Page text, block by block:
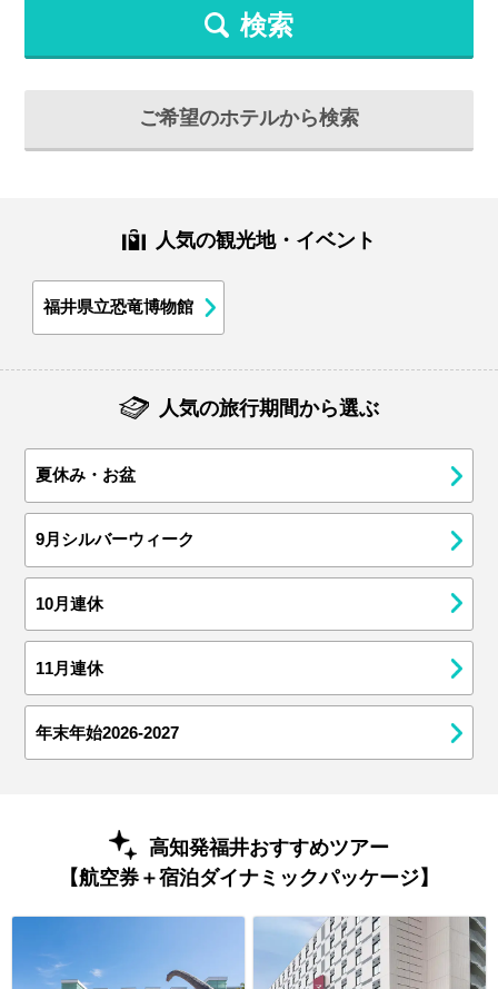
検索
ご希望のホテルから検索
人気の観光地・イベント
福井県立恐竜博物館
人気の旅行期間から選ぶ
夏休み・お盆
9月シルバーウィーク
10月連休
11月連休
年末年始2026-2027
高知発福井おすすめツアー
【航空券＋宿泊ダイナミックパッケージ】